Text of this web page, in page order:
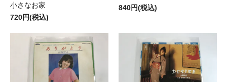
小さなお家
720円(税込)
840円(税込)